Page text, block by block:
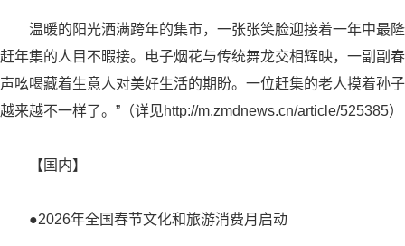
温暖的阳光洒满跨年的集市，一张张笑脸迎接着一年中最
赶年集的人目不暇接。电子烟花与传统舞龙交相辉映，一副副
声吆喝藏着生意人对美好生活的期盼。一位赶集的老人摸着孙
越来越不一样了。”（详见http://m.zmdnews.cn/article/525385
【国内】
●2026年全国春节文化和旅游消费月启动